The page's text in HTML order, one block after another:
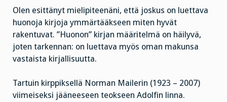
Olen esittänyt mielipiteenäni, että joskus on luettava
huonoja kirjoja ymmärtääkseen miten hyvät
rakentuvat. ”Huonon” kirjan määritelmä on häilyvä,
joten tarkennan: on luettava myös oman makunsa
vastaista kirjallisuutta.
Tartuin kirppiksellä Norman Mailerin (1923 – 2007)
viimeiseksi jääneeseen teokseen Adolfin linna.